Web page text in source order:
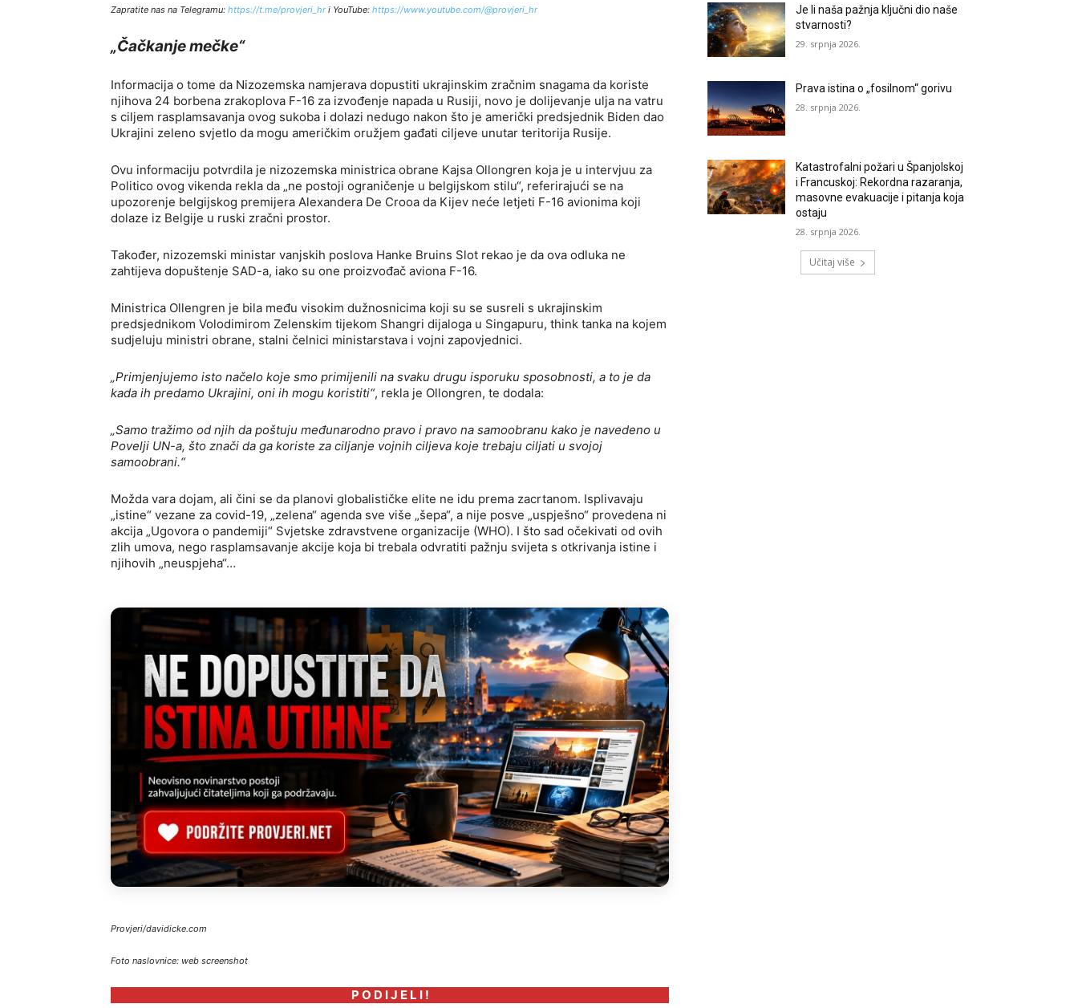
Zapratite nas na Telegramu: https://t.me/provjeri_hri YouTube: https://www.youtube.com/@provjeri_hr
„Čačkanje mečke“
Informacija o tome da Nizozemska namjerava dopustiti ukrajinskim zračnim snagama da koriste
njihova 24 borbena zrakoplova F-16 za izvođenje napada u Rusiji, novo je dolijevanje ulja na vatru
s ciljem rasplamsavanja ovog sukoba i dolazi nedugo nakon što je američki predsjednik Biden dao
Ukrajini zeleno svjetlo da mogu američkim oružjem gađati ciljeve unutar teritorija Rusije.
Ovu informaciju potvrdila je nizozemska ministrica obrane Kajsa Ollongren koja je u intervjuu za
Politico ovog vikenda rekla da „ne postoji ograničenje u belgijskom stilu“, referirajući se na
upozorenje belgijskog premijera Alexandera De Crooa da Kijev neće letjeti F-16 avionima koji
dolaze iz Belgije u ruski zračni prostor.
Također, nizozemski ministar vanjskih poslova Hanke Bruins Slot rekao je da ova odluka ne
zahtijeva dopuštenje SAD-a, iako su one proizvođač aviona F-16.
Ministrica Ollengren je bila među visokim dužnosnicima koji su se susreli s ukrajinskim
predsjednikom Volodimirom Zelenskim tijekom Shangri dijaloga u Singapuru, think tanka na kojem
sudjeluju ministri obrane, stalni čelnici ministarstava i vojni zapovjednici.
„Primjenjujemo isto načelo koje smo primijenili na svaku drugu isporuku sposobnosti, a to je da
kada ih predamo Ukrajini, oni ih mogu koristiti“, rekla je Ollongren, te dodala:
„Samo tražimo od njih da poštuju međunarodno pravo i pravo na samoobranu kako je navedeno u
Povelji UN-a, što znači da ga koriste za ciljanje vojnih ciljeva koje trebaju ciljati u svojoj
samoobrani.“
Možda vara dojam, ali čini se da planovi globalističke elite ne idu prema zacrtanom. Isplivavaju
„istine“ vezane za covid-19, „zelena“ agenda sve više „šepa“, a nije posve „uspješno“ provedena ni
akcija „Ugovora o pandemiji“ Svjetske zdravstvene organizacije (WHO). I što sad očekivati od ovih
zlih umova, nego rasplamsavanje akcije koja bi trebala odvratiti pažnju svijeta s otkrivanja istine i
njihovih „neuspjeha“…
Provjeri/davidicke.com
Foto naslovnice: web screenshot
P O D I J E L I !
Je li naša pažnja ključni dio naše
stvarnosti?
29. srpnja 2026.
Prava istina o „fosilnom“ gorivu
28. srpnja 2026.
Katastrofalni požari u Španjolskoj
i Francuskoj: Rekordna razaranja,
masovne evakuacije i pitanja koja
ostaju
28. srpnja 2026.
Učitaj više